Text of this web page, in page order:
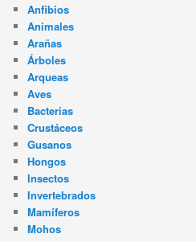
Anfibios
Animales
Arañas
Árboles
Arqueas
Aves
Bacterias
Crustáceos
Gusanos
Hongos
Insectos
Invertebrados
Mamíferos
Mohos